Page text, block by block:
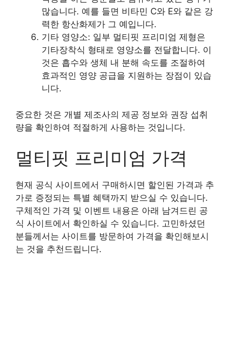
많습니다. 예를 들면 비타민 C와 E와 같은 강
력한 항산화제가 그 예입니다.
기타 영양소: 일부 멀티핏 프리미엄 제형은
기타장착식 형태로 영양소를 전달합니다. 이
것은 흡수와 생체 내 분해 속도를 조절하여
효과적인 영양 공급을 지원하는 장점이 있습
니다.
중요한 것은 개별 제조사의 제공 정보와 권장 섭취
량을 확인하여 적절하게 사용하는 것입니다.
멀티핏 프리미엄 가격
현재 공식 사이트에서 구매하시면 할인된 가격과 추
가로 증정되는 특별 혜택까지 받으실 수 있습니다.
구체적인 가격 및 이벤트 내용은 아래 남겨드린 공
식 사이트에서 확인하실 수 있습니다. 고민하셨던
분들께서는 사이트를 방문하여 가격을 확인해보시
는 것을 추천드립니다.